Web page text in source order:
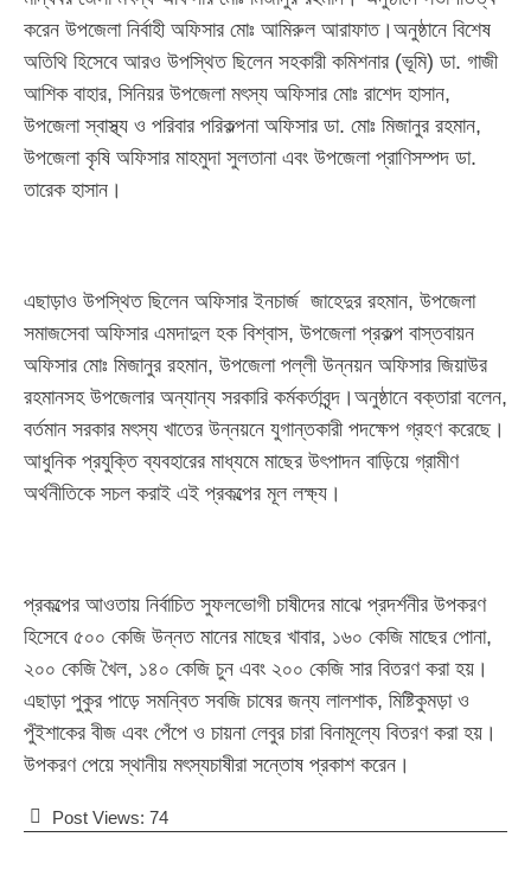
করেন উপজেলা নির্বাহী অফিসার মোঃ আমিরুল আরাফাত।অনুষ্ঠানে বিশেষ
অতিথি হিসেবে আরও উপস্থিত ছিলেন সহকারী কমিশনার (ভূমি) ডা. গাজী
আশিক বাহার, সিনিয়র উপজেলা মৎস্য অফিসার মোঃ রাশেদ হাসান,
উপজেলা স্বাস্থ্য ও পরিবার পরিকল্পনা অফিসার ডা. মোঃ মিজানুর রহমান,
উপজেলা কৃষি অফিসার মাহমুদা সুলতানা এবং উপজেলা প্রাণিসম্পদ ডা.
তারেক হাসান।
‎এছাড়াও উপস্থিত ছিলেন অফিসার ইনচার্জ জাহেদুর রহমান, উপজেলা
সমাজসেবা অফিসার এমদাদুল হক বিশ্বাস, উপজেলা প্রকল্প বাস্তবায়ন
অফিসার মোঃ মিজানুর রহমান, উপজেলা পল্লী উন্নয়ন অফিসার জিয়াউর
রহমানসহ উপজেলার অন্যান্য সরকারি কর্মকর্তাবৃন্দ।অনুষ্ঠানে বক্তারা বলেন,
বর্তমান সরকার মৎস্য খাতের উন্নয়নে যুগান্তকারী পদক্ষেপ গ্রহণ করেছে।
আধুনিক প্রযুক্তি ব্যবহারের মাধ্যমে মাছের উৎপাদন বাড়িয়ে গ্রামীণ
অর্থনীতিকে সচল করাই এই প্রকল্পের মূল লক্ষ্য।
‎প্রকল্পের আওতায় নির্বাচিত সুফলভোগী চাষীদের মাঝে প্রদর্শনীর উপকরণ
হিসেবে ৫০০ কেজি উন্নত মানের মাছের খাবার, ১৬০ কেজি মাছের পোনা,
২০০ কেজি খৈল, ১৪০ কেজি চুন এবং ২০০ কেজি সার বিতরণ করা হয়।
এছাড়া পুকুর পাড়ে সমন্বিত সবজি চাষের জন্য লালশাক, মিষ্টিকুমড়া ও
পুঁইশাকের বীজ এবং পেঁপে ও চায়না লেবুর চারা বিনামূল্যে বিতরণ করা হয়।
উপকরণ পেয়ে স্থানীয় মৎস্যচাষীরা সন্তোষ প্রকাশ করেন।
Post Views: 74